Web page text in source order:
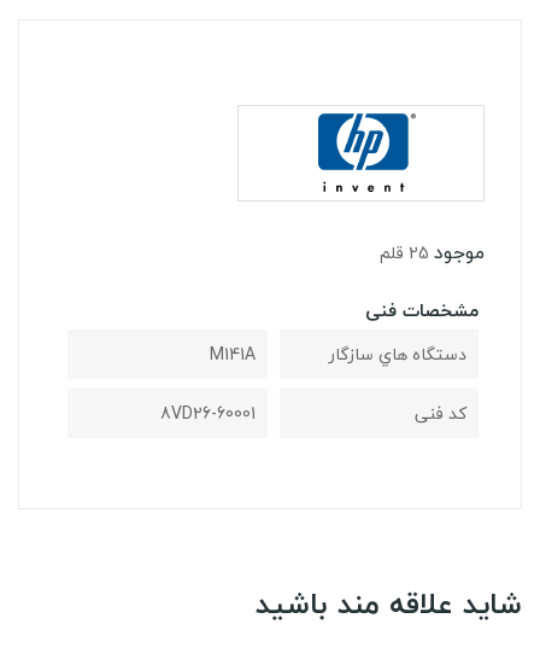
موجود 25 قلم
مشخصات فنی
دستگاه هاي سازگار
M141A
کد فنی
8VD26-60001
شاید علاقه مند باشید